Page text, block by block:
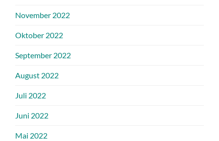
November 2022
Oktober 2022
September 2022
August 2022
Juli 2022
Juni 2022
Mai 2022